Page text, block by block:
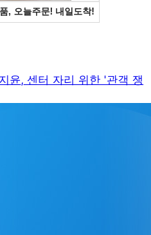
윤, 센터 자리 위한 '관객 쟁